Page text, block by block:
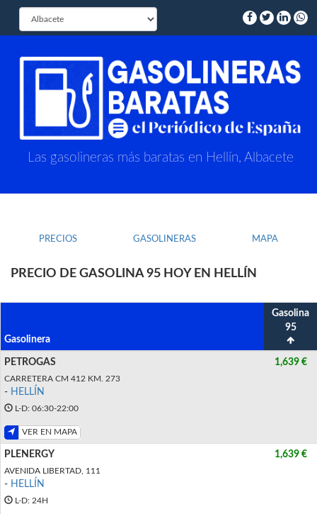
Las gasolineras más baratas en Hellín, Albacete
PRECIOS GASOLINERAS MAPA
PRECIO DE GASOLINA 95 HOY EN HELLÍN
Gasolinera
Gasolina
95
PETROGAS
CARRETERA CM 412 KM. 273
- HELLÍN
L-D: 06:30-22:00
VER EN MAPA
1,639 €
PLENERGY
AVENIDA LIBERTAD, 111
- HELLÍN
L-D: 24H
1,639 €